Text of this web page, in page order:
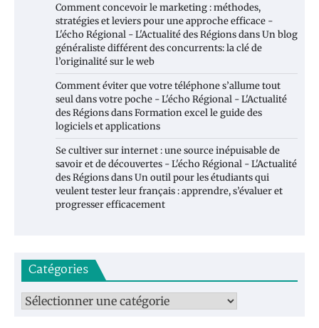
Comment concevoir le marketing : méthodes,
stratégies et leviers pour une approche efficace -
L'écho Régional - L'Actualité des RégionsdansUn blog
généraliste différent des concurrents: la clé de
l’originalité sur le web
Comment éviter que votre téléphone s’allume tout
seul dans votre poche - L'écho Régional - L'Actualité
des RégionsdansFormation excel le guide des
logiciels et applications
Se cultiver sur internet : une source inépuisable de
savoir et de découvertes - L'écho Régional - L'Actualité
des RégionsdansUn outil pour les étudiants qui
veulent tester leur français : apprendre, s’évaluer et
progresser efficacement
Catégories
Catégories